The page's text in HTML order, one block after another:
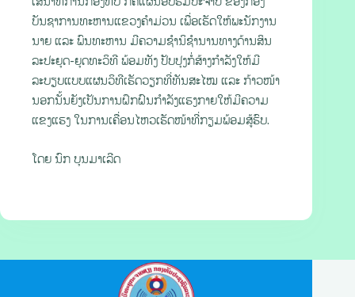
ບັນຊາການທະຫານແຂວງຄໍາມ່ວນ ເພື່ອເຮັດໃຫ້ພະນັກງານ
ນາຍ ແລະ ພົນທະຫານ ມີຄວາມຊຳນິຊຳນານທາງດ້ານສິນ
ລະປະຍຸດ-ຍຸດທະວິທີ ພ້ອມທັງ ປັບປຸງກໍ່ສ້າງກຳລັງໃຫ້ມີ
ລະບຽບແບບແຜນວິທີເຮັດວຽກທີ່ທັນສະໄໝ ແລະ ກ້າວໜ້າ
ນອກນັ້ນຍັງເປັນການຝຶກຝົນກໍາລັງແຮງກາຍໃຫ້ມີຄວາມ
ແຂງແຮງ ໃນການເຄື່ອນໄຫວເຮັດໜ້າທີ່ກຽມພ້ອມສູ້ຮົບ.
ໂດຍ ນົກ ບຸນມາເລີດ